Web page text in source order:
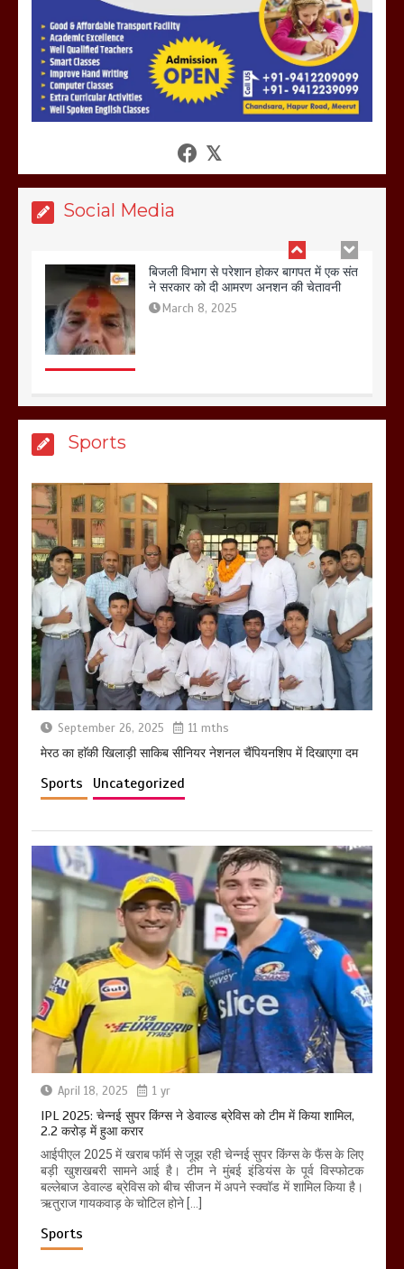
Social Media
March 11, 2025
आखिर क्यों जैनुल सालीकिन को शहर काजी नहीं
शफीकुर्रहमान रहमान ने
बिजली विभाग से परेशान होकर बागपत में एक संत
ने सरकार को दी आमरण अनशन की चेतावनी
March 8, 2025
होलिका रखने पर लात मार कर होलिका को किया
तहस नहस,मोहल्ले वालों के साथ की गई गाली
गलोच ,कहा अगर रखी गई होली तो होगा खून
खराबा,
March 11, 2025
Sports
September 26, 2025 11 mths
मेरठ का हाॅकी खिलाड़ी साकिब सीनियर नेशनल चैंपियनशिप में दिखाएगा दम
Sports Uncategorized
April 18, 2025 1 yr
IPL 2025: चेन्नई सुपर किंग्स ने डेवाल्ड ब्रेविस को टीम में किया शामिल,
2.2 करोड़ में हुआ करार
आईपीएल 2025 में खराब फॉर्म से जूझ रही चेन्नई सुपर किंग्स के फैंस के लिए
बड़ी खुशखबरी सामने आई है। टीम ने मुंबई इंडियंस के पूर्व विस्फोटक
बल्लेबाज डेवाल्ड ब्रेविस को बीच सीजन में अपने स्क्वॉड में शामिल किया है।
ऋतुराज गायकवाड़ के चोटिल होने […]
Sports